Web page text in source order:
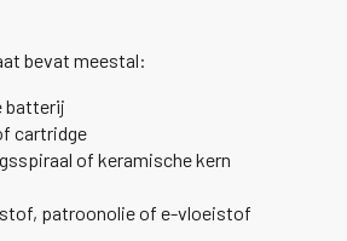
bevat meestal:
batterij
cartridge
of keramische kern
patroonolie of e-vloeistof